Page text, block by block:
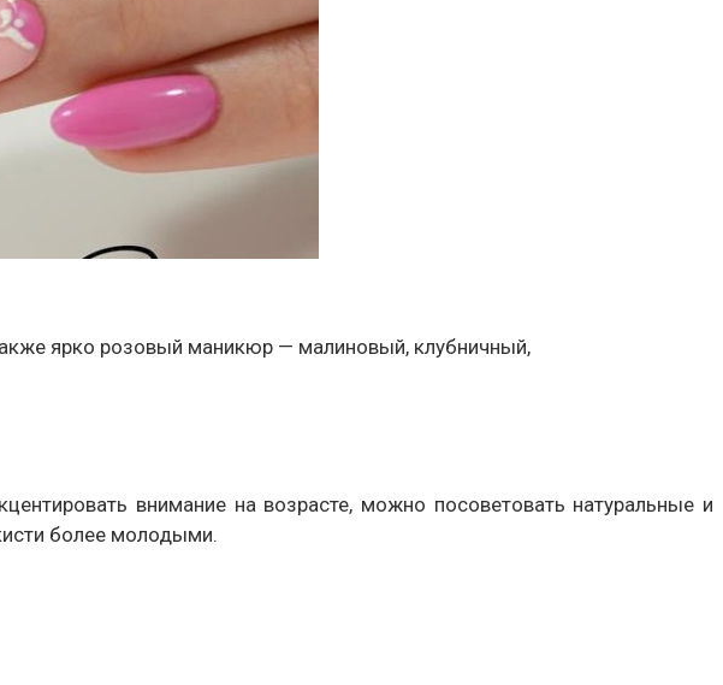
ярко розовый маникюр — малиновый, клубничный,
внимание на возрасте, можно посоветовать натуральные и
более молодыми.